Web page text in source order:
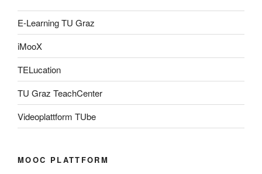
E-Learning TU Graz
iMooX
TELucation
TU Graz TeachCenter
Videoplattform TUbe
MOOC PLATTFORM